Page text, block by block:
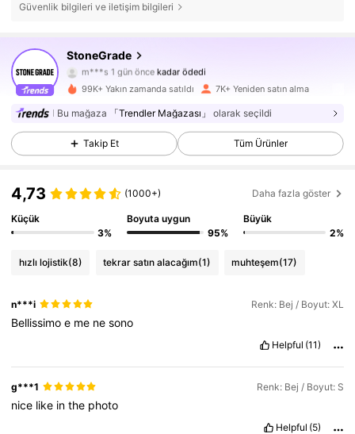
Güvenlik bilgileri ve iletişim bilgileri
StoneGrade
4,55
15K Takipçiler
m***s 1 gün öncekadar ödedi
4,55 15K Takipçiler
15K Takipçiler
4,55 15K Takipçiler
99K+ Yakın zamanda satıldı 7K+ Yeniden satın alma
Bu mağaza 「Trendler Mağazası」 olarak seçildi
Takip Et Tüm Ürünler
4,73 (1000+) Daha fazla göster
Küçük
3%
Boyuta uygun
95%
Büyük
2%
hızlı lojistik(8) tekrar satın alacağım(1) muhteşem(17)
n***i Renk: Bej / Boyut: XL
Bellissimoe me nesono
Helpful (11)
g***1 Renk: Bej / Boyut: S
nice like inthe photo
Helpful (5)